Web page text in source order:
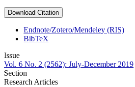
Download Citation
Endnote/Zotero/Mendeley (RIS)
BibTeX
Issue
Vol. 6 No. 2 (2562): July-December 2019
Section
Research Articles